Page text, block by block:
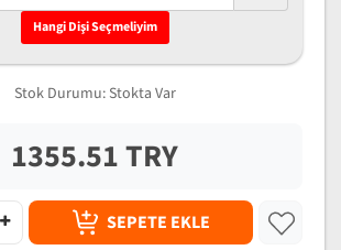
Hangi Dişi Seçmeliyim
Stok Durumu: Stokta Var
1355.51 TRY
SEPETE EKLE